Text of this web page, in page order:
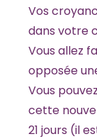
Vos
dans votre
Vous allez
opposée
Vous
cette
21 jours (il